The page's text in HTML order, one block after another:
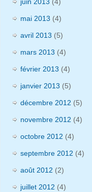
mai 2013 (4)
avril 2013 (5)
mars 2013 (4)
février 2013 (4)
janvier 2013 (5)
décembre 2012 (5)
novembre 2012 (4)
octobre 2012 (4)
septembre 2012 (4)
août 2012 (2)
juillet 2012 (4)